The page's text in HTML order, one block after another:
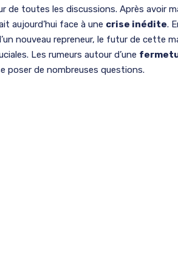
de toutes les discussions. Après avoir
aujourd’hui face à une crise inédite.
nouveau repreneur, le futur de cette
Les rumeurs autour d’une
poser de nombreuses questions.